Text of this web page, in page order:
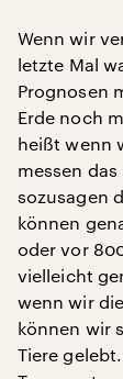
Wenn wir
letzte Mal
Prognosen
Erde noch
heißt wenn
messen
sozusagen
können
oder vor
vielleicht
wenn wir
können wir
Tiere